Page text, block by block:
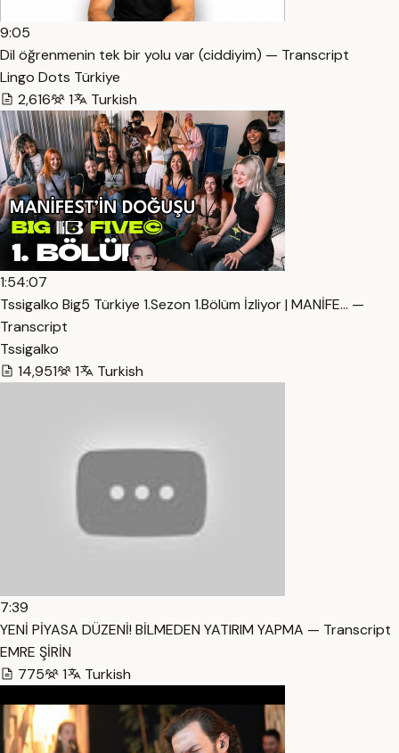
9:05
Dil öğrenmenin tek bir yolu var (ciddiyim) — Transcript
Lingo Dots Türkiye
2,616
1 Turkish
1:54:07
Tssigalko Big5 Türkiye 1.Sezon 1.Bölüm İzliyor | MANİFE… —
Transcript
Tssigalko
14,951
1 Turkish
7:39
YENİ PİYASA DÜZENİ! BİLMEDEN YATIRIM YAPMA — Transcript
EMRE ŞİRİN
775
1 Turkish